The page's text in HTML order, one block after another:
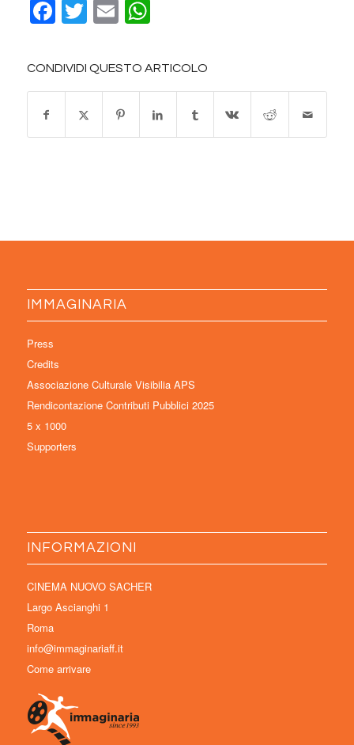
Facebook
Twitter
EmailWhatsApp
CONDIVIDI QUESTO ARTICOLO
IMMAGINARIA
Press
Credits
Associazione Culturale Visibilia APS
Rendicontazione Contributi Pubblici 2025
5 x 1000
Supporters
INFORMAZIONI
CINEMA NUOVO SACHER
Largo Ascianghi 1
Roma
info@immaginariaff.it
Come arrivare